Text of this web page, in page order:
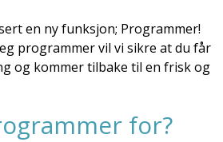
en ny funksjon; Programmer!
programmer vil vi sikre at du får
og kommer tilbake til en frisk og
for?